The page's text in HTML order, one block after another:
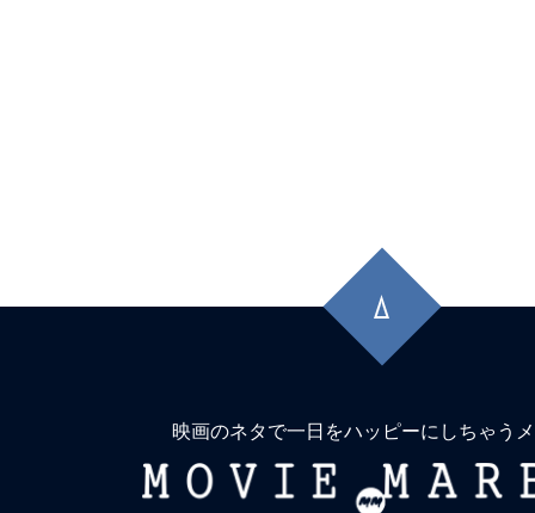
頭
に
映画のネタで一日をハッピーにしちゃう
MOVIE